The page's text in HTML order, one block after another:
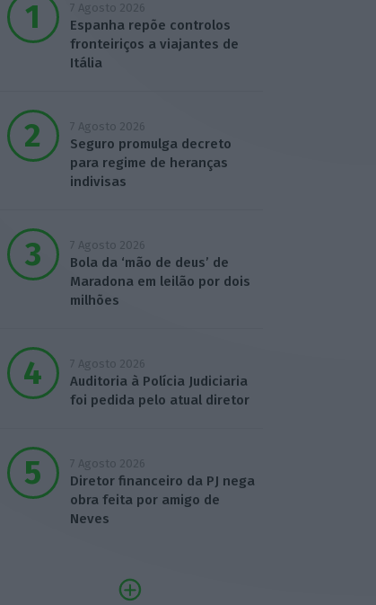
7 Agosto 2026
Espanha repõe controlos
fronteiriços a viajantes de
Itália
7 Agosto 2026
Seguro promulga decreto
para regime de heranças
indivisas
7 Agosto 2026
Bola da ‘mão de deus’ de
Maradona em leilão por dois
milhões
7 Agosto 2026
Auditoria à Polícia Judiciaria
foi pedida pelo atual diretor
7 Agosto 2026
Diretor financeiro da PJ nega
obra feita por amigo de
Neves